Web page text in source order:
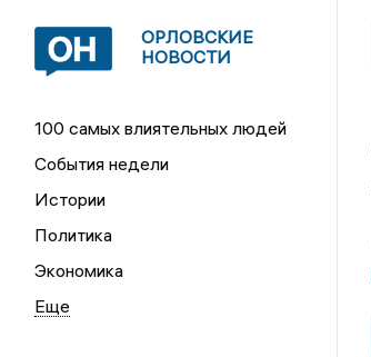
ОРЛОВСКИЕ
НОВОСТИ
100 самых влиятельных людей
События недели
Истории
Политика
Экономика